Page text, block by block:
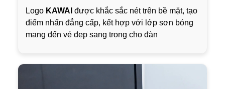
Logo KAWAI được khắc sắc nét trên bề mặt, tạo
điểm nhấn đẳng cấp, kết hợp với lớp sơn bóng
mang đến vẻ đẹp sang trọng cho đàn